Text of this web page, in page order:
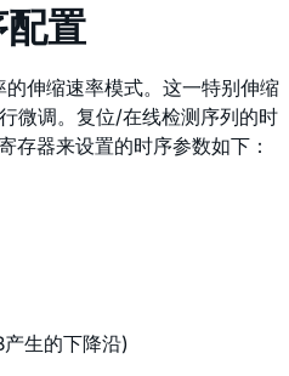
配置
伸缩速率模式。这一特别伸缩
微调。复位/在线检测序列的时
存器来设置的时序参数如下：
生的下降沿)